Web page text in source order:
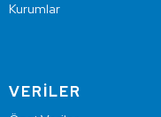
Kurumlar
VERİLER